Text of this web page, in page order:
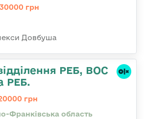
грн
Довбуша
РЕБ, ВОС
РЕБ.
грн
Франківська область